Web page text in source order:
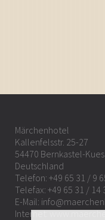
Märchenhotel
Kallenfelsstr. 25-27
54470 Bernkastel-Kues
Deutschland
Telefon: +49 65 31 / 9
Telefax: +49 65 31 / 14
E-Mail:
Internet: